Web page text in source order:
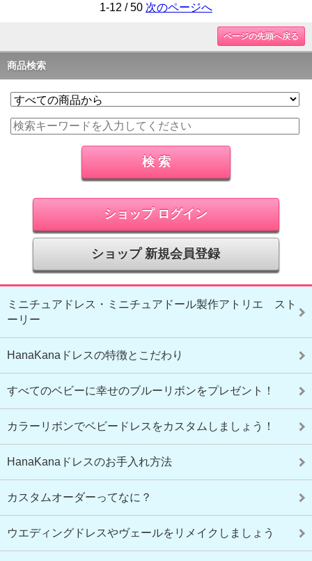
1-12 / 50 次のページへ
ページの先頭へ戻る
商品検索
ショップ ログイン
ショップ 新規会員登録
ミニチュアドレス・ミニチュアドール製作アトリエ スト
ーリー
HanaKanaドレスの特徴とこだわり
すべてのベビーに幸せのブルーリボンをプレゼント！
カラーリボンでベビードレスをカスタムしましょう！
HanaKanaドレスのお手入れ方法
カスタムオーダーってなに？
ウエディングドレスやヴェールをリメイクしましょう